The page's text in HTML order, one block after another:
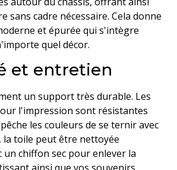
sans cadre nécessaire. Cela donne
et épurée qui s'intègre
quel décor.
et entretien
un support très durable. Les
l'impression sont résistantes
les couleurs de se ternir avec
la toile peut être nettoyée
un chiffon sec pour enlever la